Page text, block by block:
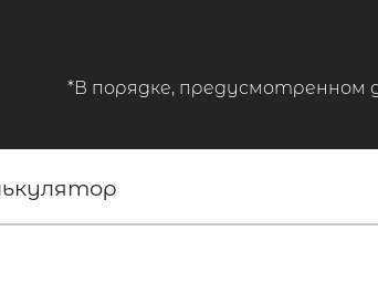
*В порядке, предусмотренном